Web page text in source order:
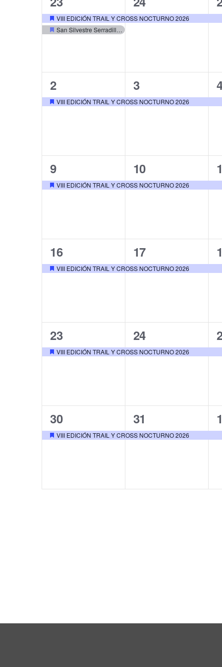
Eventos
Eventos
eventos,
Destacado
VIII EDICIÓN TRAIL Y CROSS NOCTURNO 2026
Destacado
San Silvestre Serradillana 2026
evento,
1
evento,
2
Destacado
VIII EDICIÓN TRAIL Y CROSS NOCTURNO 2026
1
evento,
3
1
1
evento,
9
Destacado
VIII EDICIÓN TRAIL Y CROSS NOCTURNO 2026
1
evento,
10
1
1
evento,
16
Destacado
VIII EDICIÓN TRAIL Y CROSS NOCTURNO 2026
1
evento,
17
1
1
evento,
23
Destacado
VIII EDICIÓN TRAIL Y CROSS NOCTURNO 2026
1
evento,
24
1
1
evento,
30
Destacado
VIII EDICIÓN TRAIL Y CROSS NOCTURNO 2026
1
evento,
31
1
1